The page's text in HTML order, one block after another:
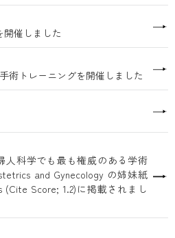
開催しました
術トレーニングを開催しました
人科学でも最も権威のある学術
and Gynecology の姉妹紙
(Cite Score; 1.2)に掲載されまし